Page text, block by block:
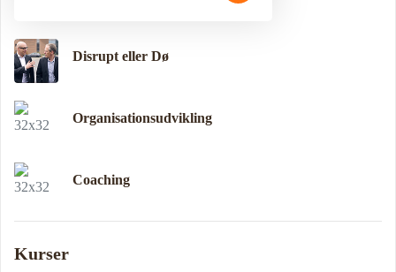
Disrupt eller Dø
Organisationsudvikling
Coaching
Kurser